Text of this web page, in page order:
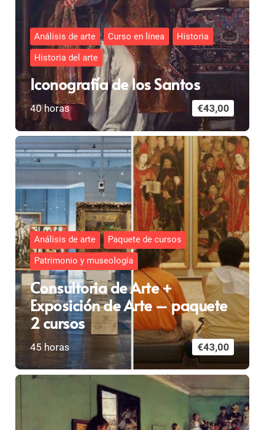
Análisis de arte Curso en línea
Historia
Historia del arte
Iconografía de los Santos
40horas €43,00
Análisis de arte
Paquete de cursos
Patrimonio y museología
Consultoria de Arte +
Exposición de Arte – paquete
2 cursos
45 horas €43,00